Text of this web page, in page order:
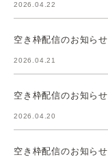
2026.04.22
空き枠配信のお知らせ
2026.04.21
空き枠配信のお知らせ
2026.04.20
空き枠配信のお知らせ